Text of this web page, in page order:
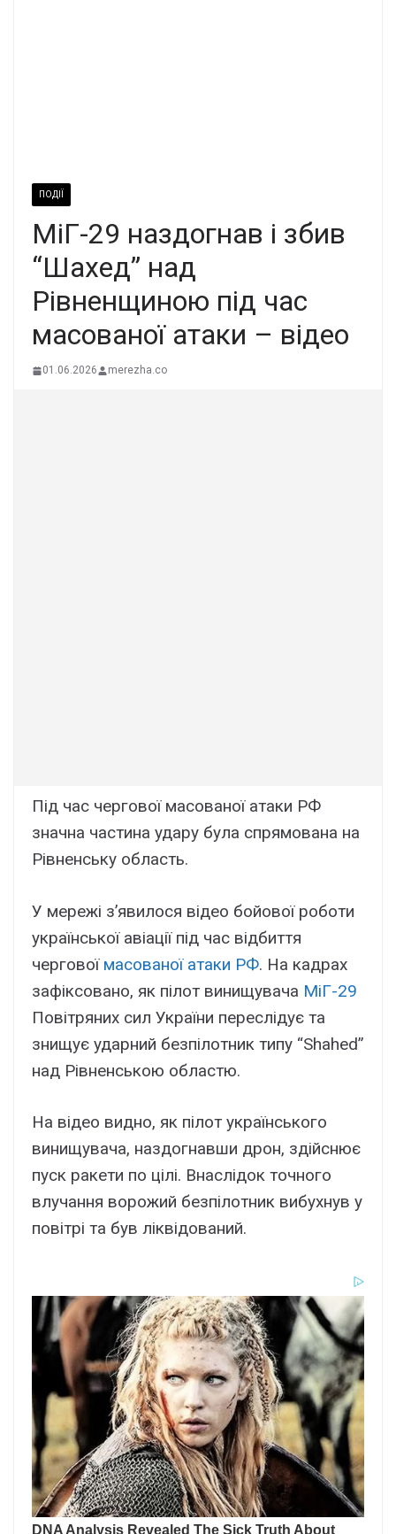
ПОДІЇ
МіГ-29 наздогнав і збив
“Шахед” над
Рівненщиною під час
масованої атаки – відео
01.06.2026 merezha.co
Під час чергової масованої атаки РФ
значна частина удару була спрямована на
Рівненську область.
У мережі з’явилося відео бойової роботи
української авіації під час відбиття
чергової масованої атаки РФ. На кадрах
зафіксовано, як пілот винищувача МіГ-29
Повітряних сил України переслідує та
знищує ударний безпілотник типу “Shahed”
над Рівненською областю.
На відео видно, як пілот українського
винищувача, наздогнавши дрон, здійснює
пуск ракети по цілі. Внаслідок точного
влучання ворожий безпілотник вибухнув у
повітрі та був ліквідований.